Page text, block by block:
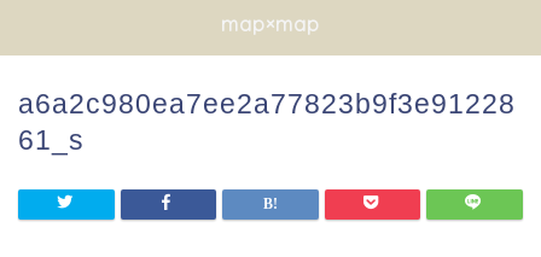
map×map
a6a2c980ea7ee2a77823b9f3e91228
61_s